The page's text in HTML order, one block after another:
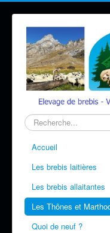
Rechercher
Accueil
Les brebis laitières
Les brebis allaitantes
Les Thônes et
Quoi de neuf ?